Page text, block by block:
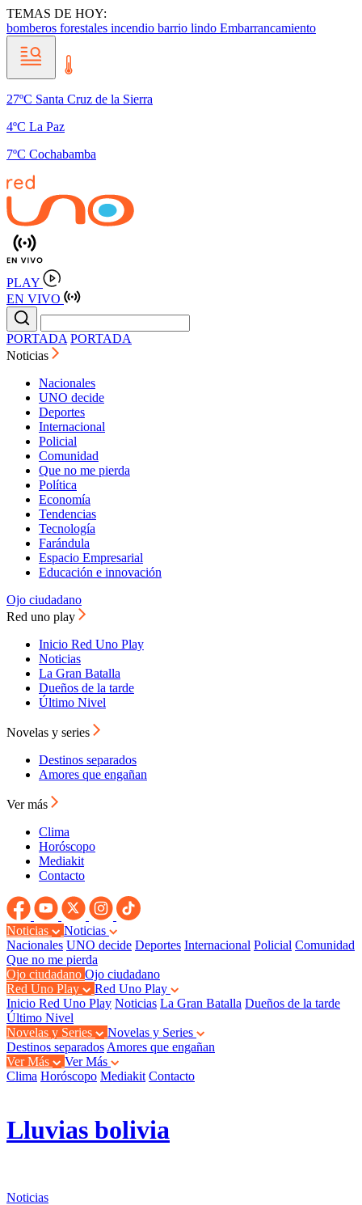
TEMAS DE HOY:
bomberos forestales incendio barrio lindo Embarrancamiento
27ºC Santa Cruz de la Sierra
4ºC La Paz
7ºC Cochabamba
PLAY
EN VIVO
PORTADA PORTADA
Noticias
Nacionales
UNO decide
Deportes
Internacional
Policial
Comunidad
Que no me pierda
Política
Economía
Tendencias
Tecnología
Farándula
Espacio Empresarial
Educación e innovación
Ojo ciudadano
Red uno play
Inicio Red Uno Play
Noticias
La Gran Batalla
Dueños de la tarde
Último Nivel
Novelas y series
Destinos separados
Amores que engañan
Ver más
Clima
Horóscopo
Mediakit
Contacto
Noticias
Noticias
Nacionales UNO decide Deportes Internacional Policial Comunidad
Que no me pierda
Ojo ciudadano Ojo ciudadano
Red Uno Play
Red Uno Play
Inicio Red Uno Play Noticias La Gran Batalla Dueños de la tarde
Último Nivel
Novelas y Series
Novelas y Series
Destinos separados Amores que engañan
Ver Más
Ver Más
Clima Horóscopo Mediakit Contacto
Lluvias bolivia
Noticias